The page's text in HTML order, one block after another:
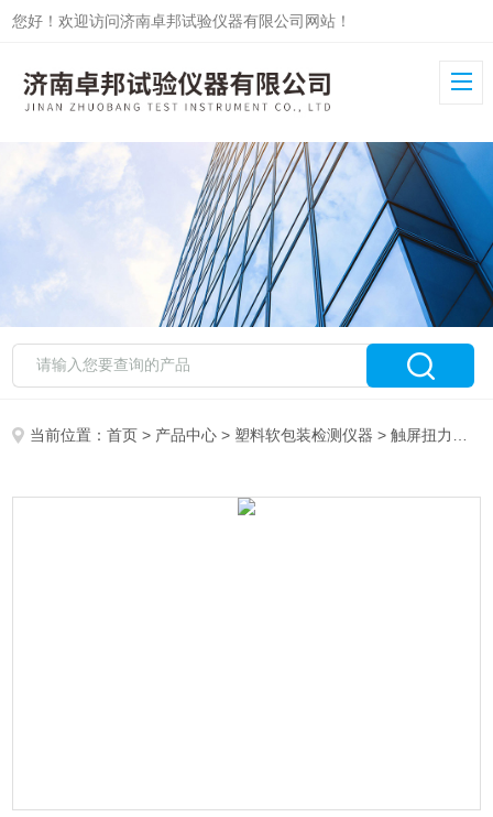
您好！欢迎访问济南卓邦试验仪器有限公司网站！
当前位置：首页 > 产品中心 > 塑料软包装检测仪器 >触屏扭力仪